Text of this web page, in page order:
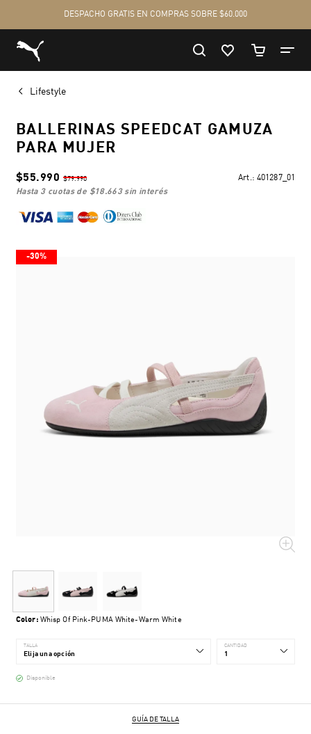
Lifestyle
BALLERINAS SPEEDCAT GAMUZA
PARA MUJER
$55.990 $79.990 Art.: 401287_01
hasta 3 cuotas de $18.663sin interés
-30%
Color: Whisp Of Pink-PUMA White-Warm White
TALLA CANTIDAD
Disponible
GUÍA DE TALLA